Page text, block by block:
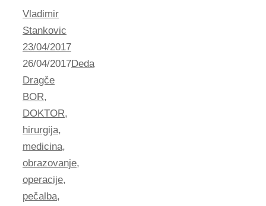
Vladimir
Stankovic
23/04/2017
26/04/2017Deda
Dragče
BOR,
DOKTOR,
hirurgija,
medicina,
obrazovanje,
operacije,
pečalba,